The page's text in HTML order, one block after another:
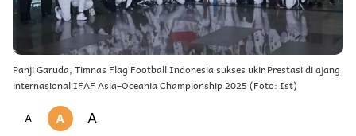
Panji Garuda, Timnas Flag Football Indonesia sukses ukir Prestasi di ajang
internasional IFAF Asia–Oceania Championship 2025 (Foto: Ist)
A A A